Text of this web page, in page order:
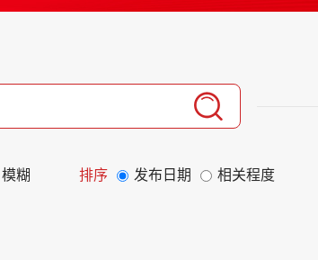
模糊 排序 发布日期 相关程度